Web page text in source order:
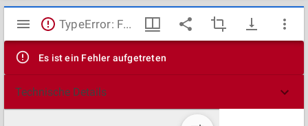
Mirador
Viewer
TypeError: Failed to fetch
Es ist ein Fehler aufgetreten
Technische Details